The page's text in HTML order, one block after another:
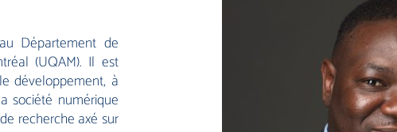
Département de
(UQAM). Il est
développement, à
société numérique
recherche axé sur